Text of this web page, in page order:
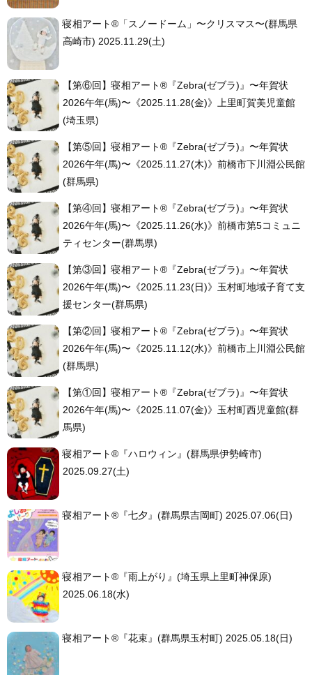
寝相アート®「スノードーム」〜クリスマス〜(群馬県
高崎市) 2025.11.29(土)
【第⑥回】寝相アート®︎『Zebra(ゼブラ)』〜年賀状
2026午年(馬)〜《2025.11.28(金)》上里町賀美児童館
(埼玉県)
【第⑤回】寝相アート®︎『Zebra(ゼブラ)』〜年賀状
2026午年(馬)〜《2025.11.27(木)》前橋市下川淵公民館
(群馬県)
【第④回】寝相アート®︎『Zebra(ゼブラ)』〜年賀状
2026午年(馬)〜《2025.11.26(水)》前橋市第5コミュニ
ティセンター(群馬県)
【第③回】寝相アート®︎『Zebra(ゼブラ)』〜年賀状
2026午年(馬)〜《2025.11.23(日)》玉村町地域子育て支
援センター(群馬県)
【第②回】寝相アート®︎『Zebra(ゼブラ)』〜年賀状
2026午年(馬)〜《2025.11.12(水)》前橋市上川淵公民館
(群馬県)
【第①回】寝相アート®︎『Zebra(ゼブラ)』〜年賀状
2026午年(馬)〜《2025.11.07(金)》玉村町西児童館(群
馬県)
寝相アート®︎『ハロウィン』(群馬県伊勢崎市)
2025.09.27(土)
寝相アート®︎『七夕』(群馬県吉岡町) 2025.07.06(日)
寝相アート®︎『雨上がり』(埼玉県上里町神保原)
2025.06.18(水)
寝相アート®︎『花束』(群馬県玉村町) 2025.05.18(日)